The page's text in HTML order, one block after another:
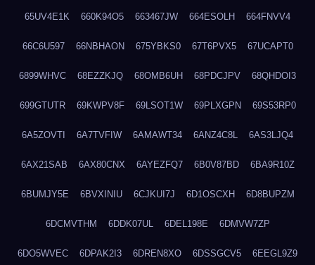
65UV4E1K 660K94O5 663467JW 664ESOLH 664FNVV4
66C6U597 66NBHAON 675YBKS0 67T6PVX5 67UCAPT0
6899WHVC 68EZZKJQ 68OMB6UH 68PDCJPV 68QHDOI3
699GTUTR 69KWPV8F 69LSOT1W 69PLXGPN 69S53RP0
6A5ZOVTI 6A7TVFIW 6AMAWT34 6ANZ4C8L 6AS3LJQ4
6AX21SAB 6AX80CNX 6AYEZFQ7 6B0V87BD 6BA9R10Z
6BUMJY5E 6BVXINIU 6CJKUI7J 6D1OSCXH 6D8BUPZM
6DCMVTHM 6DDK07UL 6DEL198E 6DMVW7ZP
6DO5WVEC 6DPAK2I3 6DREN8XO 6DSSGCV5 6EEGL9Z9